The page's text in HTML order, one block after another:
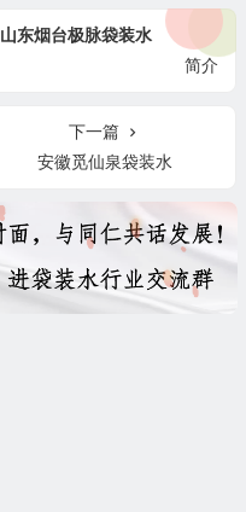
山东烟台极脉袋装水
简介
下一篇
安徽觅仙泉袋装水